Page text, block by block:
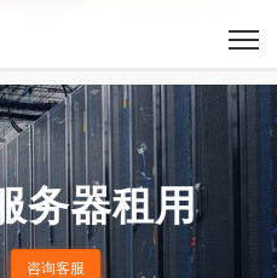
务器租用
咨询客服